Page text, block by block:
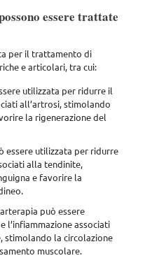
essere trattate
per il trattamento di
e articolari, tra cui:
utilizzata per ridurre il
all’artrosi, stimolando
la rigenerazione del
essere utilizzata per ridurre
alla tendinite,
e favorire la
può essere
l’infiammazione associati
stimolando la circolazione
muscolare.